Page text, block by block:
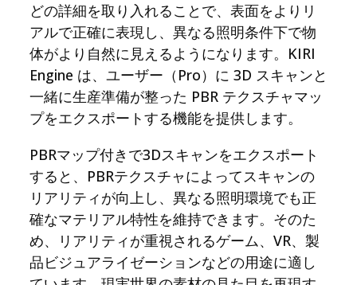
どの詳細を取り入れることで、表面をよりリ
アルで正確に表現し、異なる照明条件下で物
体がより自然に見えるようになります。KIRI
Engine は、ユーザー（Pro）に 3D スキャンと
一緒に生産準備が整った PBR テクスチャマッ
プをエクスポートする機能を提供します。
PBRマップ付きで3Dスキャンをエクスポート
すると、PBRテクスチャによってスキャンの
リアリティが向上し、異なる照明環境でも正
確なマテリアル特性を維持できます。そのた
め、リアリティが重視されるゲーム、VR、製
品ビジュアライゼーションなどの用途に適し